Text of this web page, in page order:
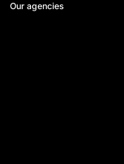
Our agencies